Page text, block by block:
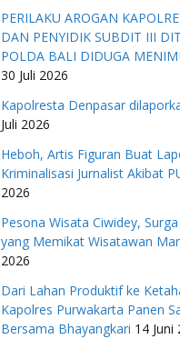
PERILAKU AROGAN
DAN PENYIDIK SUBDIT III
POLDA BALI DIDUGA
30 Juli 2026
Kapolresta Denpasar
Juli 2026
Heboh, Artis Figuran Buat
Kriminalisasi Jurnalist Akibat
2026
Pesona Wisata Ciwidey,
yang Memikat Wisatawan
2026
Dari Lahan Produktif ke
Kapolres Purwakarta Panen
Bersama Bhayangkari 14 Juni